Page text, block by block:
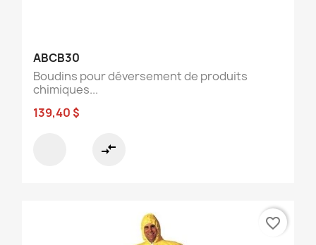
ABCB30
Boudins pour déversement de produits
chimiques...
139,40 $
compare_arrows
favorite_border